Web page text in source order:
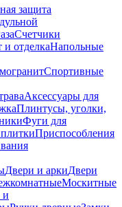
защита
Счетчики
и отделкаНапольные
Спортивные
Аксессуары для
Плинтусы, уголки,
Фуги для
Приспособления
Двери и аркиДвери
Москитные
и